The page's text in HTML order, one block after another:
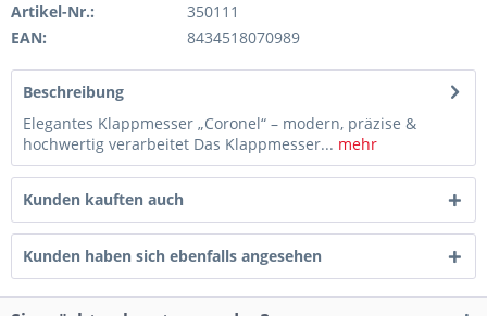
Artikel-Nr.:
350111
EAN:
8434518070989
Beschreibung
Elegantes Klappmesser „Coronel“ – modern, präzise &
hochwertig verarbeitet Das Klappmesser... mehr
Kunden kauften auch
Kunden haben sich ebenfalls angesehen